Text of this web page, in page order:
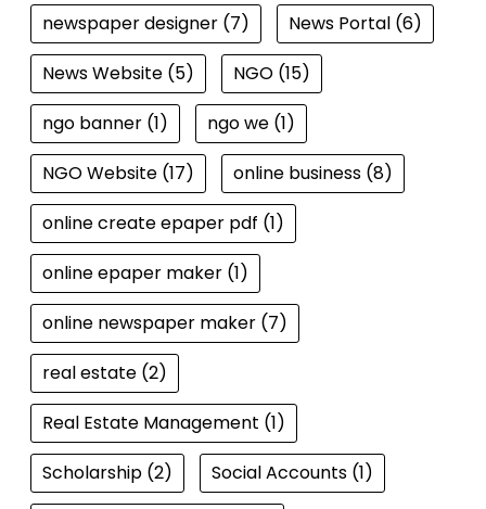
newspaper designer(7) News Portal(6)
News Website(5) NGO(15)
ngo banner(1) ngo we(1)
NGO Website(17) online business(8)
online create epaper pdf (1)
online epaper maker(1)
online newspaper maker(7)
real estate(2)
Real Estate Management (1)
Scholarship(2) Social Accounts(1)